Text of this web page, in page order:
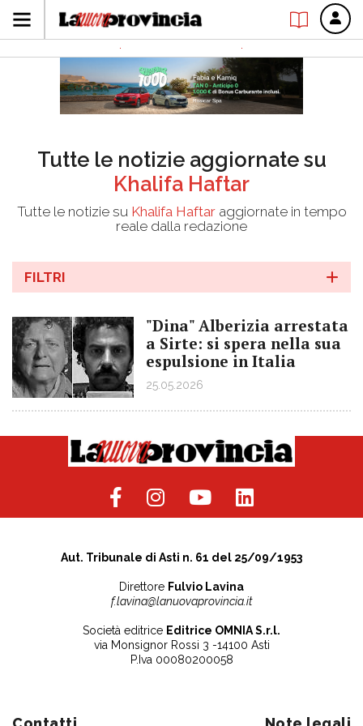
Tutte le notizie aggiornate su
Khalifa Haftar
Tutte le notizie su Khalifa Haftaraggiornate in tempo
reale dalla redazione
FILTRI
"Dina" Alberizia arrestata
a Sirte: si spera nella sua
espulsione in Italia
25.05.2026
Aut. Tribunale di Asti n. 61 del 25/09/1953
Direttore Fulvio Lavina
f.lavina@lanuovaprovincia.it
Società editrice Editrice OMNIA S.r.l.
via Monsignor Rossi 3 -14100 Asti
P.Iva 00080200058